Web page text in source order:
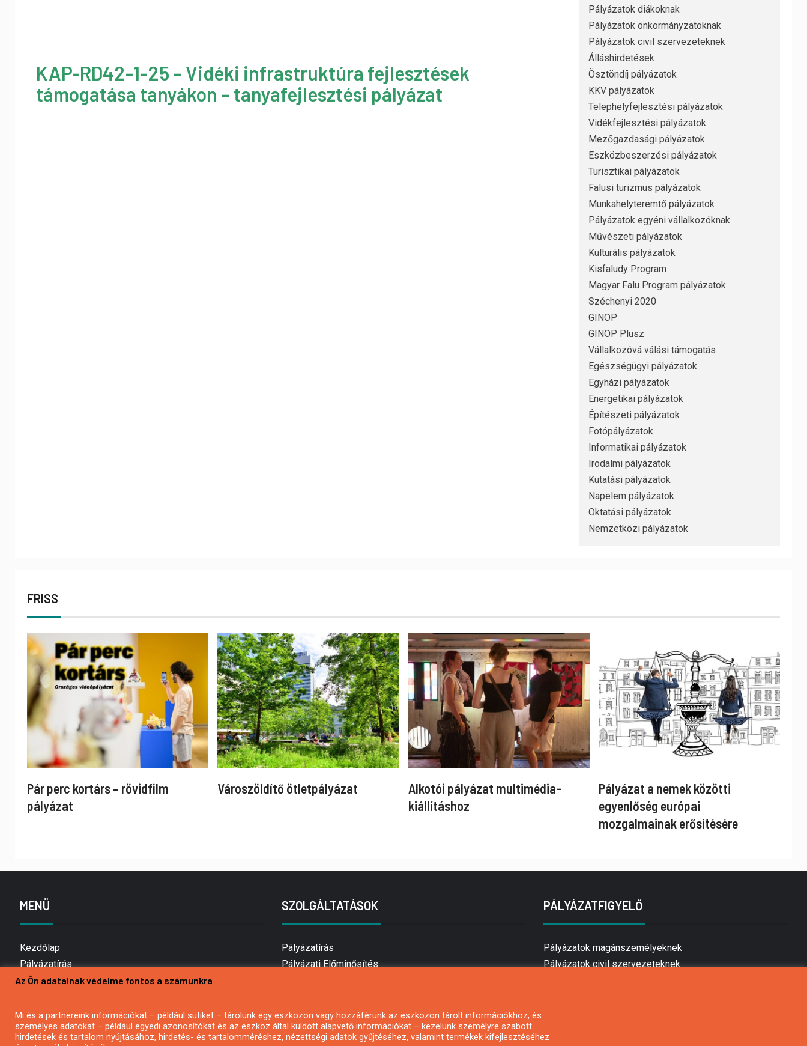
KAP-RD42-1-25 – Vidéki infrastruktúra fejlesztések
támogatása tanyákon – tanyafejlesztési pályázat
Pályázatok diákoknak
Pályázatok önkormányzatoknak
Pályázatok civil szervezeteknek
Álláshirdetések
Ösztöndíj pályázatok
KKV pályázatok
Telephelyfejlesztési pályázatok
Vidékfejlesztési pályázatok
Mezőgazdasági pályázatok
Eszközbeszerzési pályázatok
Turisztikai pályázatok
Falusi turizmus pályázatok
Munkahelyteremtő pályázatok
Pályázatok egyéni vállalkozóknak
Művészeti pályázatok
Kulturális pályázatok
Kisfaludy Program
Magyar Falu Program pályázatok
Széchenyi 2020
GINOP
GINOP Plusz
Vállalkozóvá válási támogatás
Egészségügyi pályázatok
Egyházi pályázatok
Energetikai pályázatok
Építészeti pályázatok
Fotópályázatok
Informatikai pályázatok
Irodalmi pályázatok
Kutatási pályázatok
Napelem pályázatok
Oktatási pályázatok
Nemzetközi pályázatok
FRISS
Pár perc kortárs – rövidfilm
pályázat
Városzöldítő ötletpályázat
Alkotói pályázat multimédia-
kiállításhoz
Pályázat a nemek közötti
egyenlőség európai
mozgalmainak erősítésére
MENÜ
Kezdőlap
Pályázatírás
Bemutatkozás
Hírlevél feliratkozás
Impresszum
SZOLGÁLTATÁSOK
Pályázatírás
Pályázati Előminősítés
Mezőgazdasági pályázatírás
Pályázatírás magánszemélyeknek
PÁLYÁZATFIGYELŐ
Pályázatok magánszemélyeknek
Pályázatok civil szervezeteknek
Az Ön adatainak védelme fontos a számunkra
Mi és a partnereink információkat – például sütiket – tárolunk egy eszközön vagy hozzáférünk az eszközön tárolt információkhoz, és
személyes adatokat – például egyedi azonosítókat és az eszköz által küldött alapvető információkat – kezelünk személyre szabott
hirdetések és tartalom nyújtásához, hirdetés- és tartalomméréshez, nézettségi adatok gyűjtéséhez, valamint termékek kifejlesztéséhez